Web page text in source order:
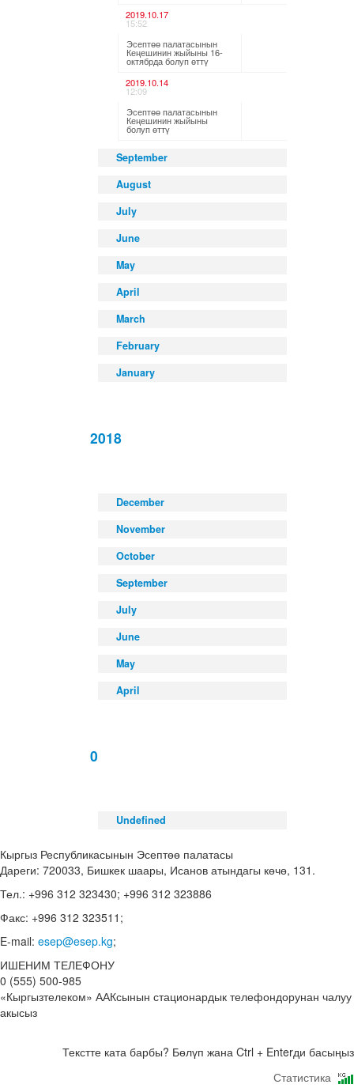
2019.10.17
15:52
Эсептөө палатасынын
Кеңешинин жыйыны 16-
октябрда болуп өттү
2019.10.14
12:09
Эсептөө палатасынын
Кеңешинин жыйыны
болуп өттү
September
August
July
June
May
April
March
February
January
2018
December
November
October
September
July
June
May
April
0
Undefined
Кыргыз Республикасынын Эсептөө палатасы
Дареги: 720033, Бишкек шаары, Исанов атындагы көчө, 131.
Тел.: +996 312 323430; +996 312 323886
Факс: +996 312 323511;
E-mail: esep@esep.kg;
ИШЕНИМ ТЕЛЕФОНУ
0 (555) 500-985
«Кыргызтелеком» ААКсынын стационардык телефондорунан чалуу
акысыз
Текстте ката барбы? Бөлүп жана Ctrl + Enterди басыңыз
Статистика